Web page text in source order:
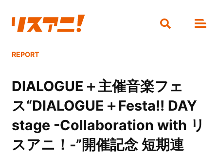
REPORT
DIALOGUE＋主催音楽フェ
ス“DIALOGUE＋Festa!! DAY
stage -Collaboration with リ
スアニ！-”開催記念 短期連